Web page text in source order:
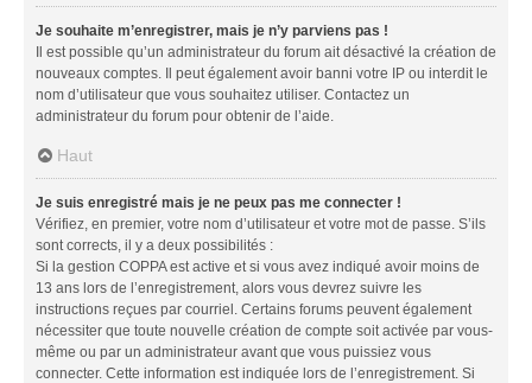
Je souhaite m’enregistrer, mais je n’y parviens pas !
Il est possible qu’un administrateur du forum ait désactivé la création de
nouveaux comptes. Il peut également avoir banni votre IP ou interdit le
nom d’utilisateur que vous souhaitez utiliser. Contactez un
administrateur du forum pour obtenir de l’aide.
Haut
Je suis enregistré mais je ne peux pas me connecter !
Vérifiez, en premier, votre nom d’utilisateur et votre mot de passe. S’ils
sont corrects, il y a deux possibilités :
Si la gestion COPPA est active et si vous avez indiqué avoir moins de
13 ans lors de l’enregistrement, alors vous devrez suivre les
instructions reçues par courriel. Certains forums peuvent également
nécessiter que toute nouvelle création de compte soit activée par vous-
même ou par un administrateur avant que vous puissiez vous
connecter. Cette information est indiquée lors de l’enregistrement. Si